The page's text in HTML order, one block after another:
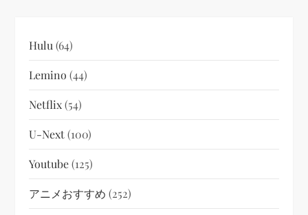
Hulu (64)
Lemino (44)
Netflix(54)
U-Next(100)
Youtube(125)
アニメおすすめ (252)